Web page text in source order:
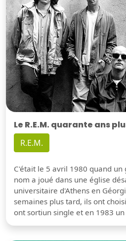
Le R.E.M. quarante ans
R.E.M.
C'était le 5 avril 1980 quand un
nom a joué dans une église
universitaire d'Athens en
semaines plus tard, ils ont
ont sortiun single et en 1983